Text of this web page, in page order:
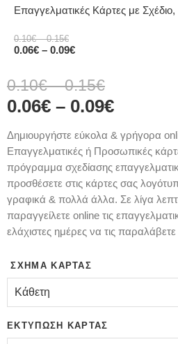
Επαγγελματικές Κάρτες με
0.10€ – 0.15€
0.06€ – 0.09€
0.10€ – 0.15€
0.06€ – 0.09€
Δημιουργήστε εύκολα & γρήγορα
Επαγγελματικές ή Προσωπικές
πρόγραμμα σχεδίασης
προσθέσετε στις κάρτες σας
γραφικά & πολλά άλλα. Σε λίγα
παραγγείλετε online τις
ελάχιστες ημέρες να τις
ΣΧΉΜΑ ΚΆΡΤΑΣ
ΕΚΤΎΠΩΣΗ ΚΆΡΤΑΣ